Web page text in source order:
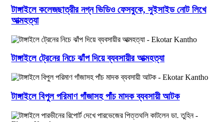
টাঙ্গাইলে কলেজছাত্রীর নগ্ন ভিডিও ফেসবুকে, সুইসাইড নোট লিখে
আত্মহত্যা
টাঙ্গাইলে ট্রেনের নিচে ঝাঁপ দিয়ে ব্যবসায়ীর আত্মহত্যা
টাঙ্গাইলে বিপুল পরিমাণ গাঁজাসহ পাঁচ মাদক ব্যবসায়ী আটক